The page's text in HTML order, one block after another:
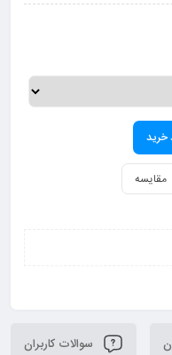
خرید
مقایسه
سوالات کاربران